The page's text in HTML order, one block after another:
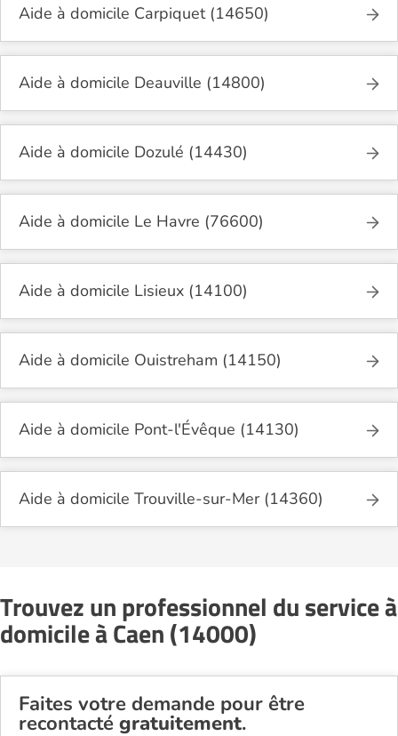
Aide à domicile Carpiquet (14650)
Aide à domicile Deauville (14800)
Aide à domicile Dozulé (14430)
Aide à domicile Le Havre (76600)
Aide à domicile Lisieux (14100)
Aide à domicile Ouistreham (14150)
Aide à domicile Pont-l'Évêque (14130)
Aide à domicile Trouville-sur-Mer (14360)
Trouvez un professionnel du service à
domicile à Caen (14000)
Faites votre demande pour être
recontacté gratuitement.